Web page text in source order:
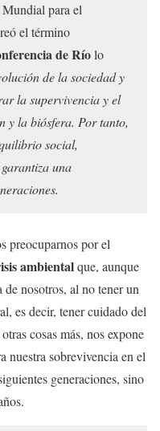
para el
el término
de Ríolo
de la sociedad y
la supervivencia y el
y la biósfera. Por tanto,
social,
una
preocuparnos por el
ambientalque, aunque
de nosotros, al no tener un
es decir, tener cuidado del
cosas más, nos expone
nuestra sobrevivencia en el
generaciones, sino